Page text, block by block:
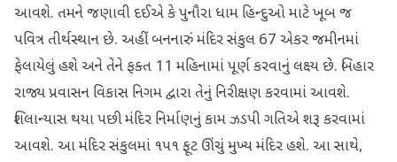
આવશે. તમને જણાવી દઈએ કે પુનૌરા ધામ હિન્દુઓ માટે ખૂબ જ
પવિત્ર તીર્થસ્થાન છે. અહીં બનનારું મંદિર સંકુલ 67 એકર જમીનમાં
ફેલાયેલું હશે અને તેને ફક્ત 11 મહિનામાં પૂર્ણ કરવાનું લક્ષ્ય છે. બિહાર
રાજ્ય પ્રવાસન વિકાસ નિગમ દ્વારા તેનું નિરીક્ષણ કરવામાં આવશે.
શિલાન્યાસ થયા પછી મંદિર નિર્માણનું કામ ઝડપી ગતિએ શરૂ કરવામાં
આવશે. આ મંદિર સંકુલમાં ૧૫૧ ફૂટ ઊંચું મુખ્ય મંદિર હશે. આ સાથે,